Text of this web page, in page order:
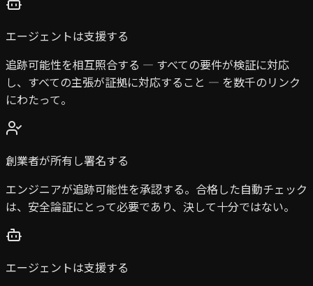
エージェントは支援する
追跡可能性を相互照合する — すべての要件が検証に対応
し、すべての主張が証拠に対応すること — を数千のリンク
にわたって。
創業者が所有し署名する
エンジニアが追跡可能性を承認する。合格した自動チェック
は、安全論証にとって必要であり、決して十分ではない。
エージェントは支援する